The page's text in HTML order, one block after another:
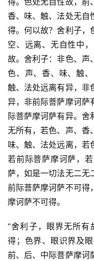
香、味、触、法处无自
得。何以故？舍利子，
空、远离、无自性中
故。舍利子：非色、声
色、声、香、味、触
触、法处远离有异，非
异，非前际菩萨摩诃萨
际菩萨摩诃萨有异。舍
无所有，若色、声、香
味、触、法处远离，若
若前际菩萨摩诃萨，
萨，如是一切法无二无
前际菩萨摩诃萨不可得
摩诃萨不可得。
“舍利子，眼界无所
得；色界、眼识界及
前、后、中际菩萨摩诃